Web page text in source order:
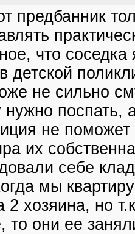
предбанник
что
детской
не сильно
поспать,
не поможет
их
себе
мы
2 хозяина, но
то они ее